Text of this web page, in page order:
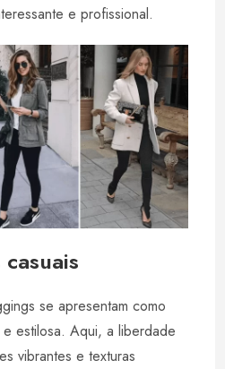
e profissional.
se apresentam como
estilosa. Aqui, a liberdade
vibrantes e texturas